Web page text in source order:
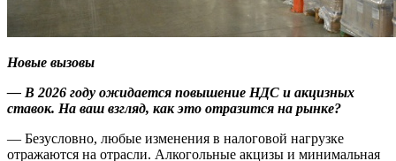
Новые вызовы
— В 2026 году ожидается повышение НДС и акцизных
ставок. На ваш взгляд, как это отразится на рынке?
— Безусловно, любые изменения в налоговой нагрузке
отражаются на отрасли. Алкогольные акцизы и минимальная